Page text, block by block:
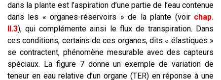
dans la plante est l’aspiration d’une partie de l’eau contenue
dans les « organes-réservoirs » de la plante (voir chap.
II.3), qui complémente ainsi le flux de transpiration. Dans
ces conditions, certains de ces organes, dits « élastiques »
se contractent, phénomène mesurable avec des capteurs
spéciaux. La figure 7 donne un exemple de variation de
teneur en eau relative d’un organe (TER) en réponse à une